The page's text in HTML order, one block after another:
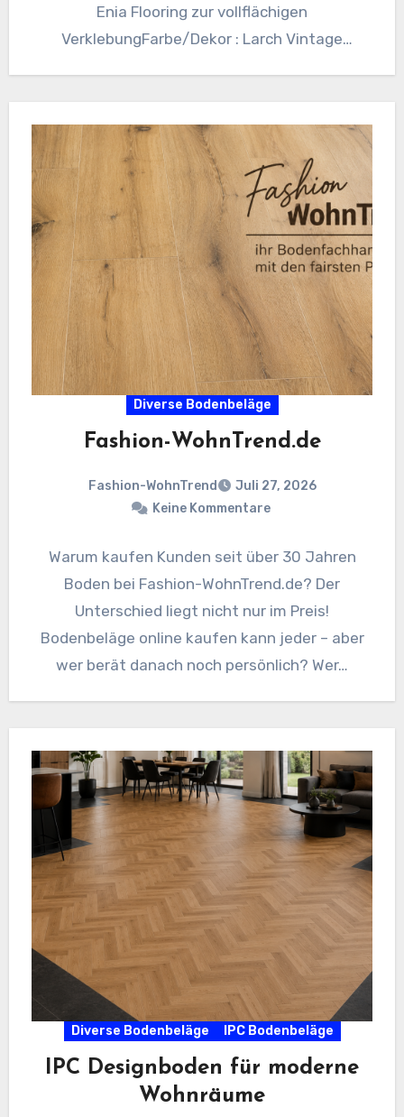
Enia Flooring zur vollflächigen
VerklebungFarbe/Dekor : ​Larch Vintage
Diverse Bodenbeläge
Fashion-WohnTrend.de
Fashion-WohnTrend
Juli 27, 2026
Keine Kommentare
Warum kaufen Kunden seit über 30 Jahren
Boden bei Fashion-WohnTrend.de? Der
Unterschied liegt nicht nur im Preis!
Bodenbeläge online kaufen kann jeder – aber
wer berät danach noch persönlich? Wer…
Diverse Bodenbeläge IPC Bodenbeläge
IPC Designboden für moderne
Wohnräume